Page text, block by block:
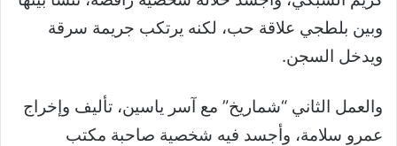
وبين بلطجي علاقة حب، لكنه يرتكب جريمة سرقة
ويدخل السجن.
والعمل الثاني “شماريخ” مع آسر ياسين، تأليف وإخراج
عمرو سلامة، وأجسد فيه شخصية صاحبة مكتب